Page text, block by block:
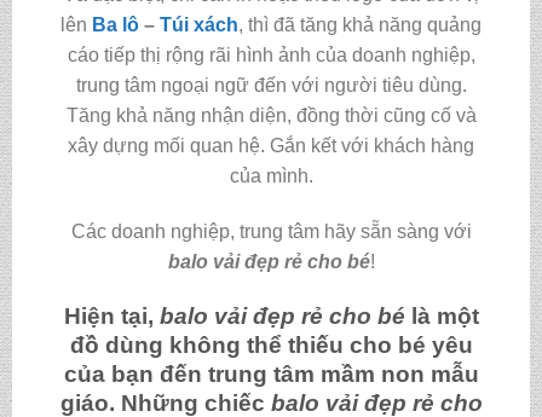
lên Ba lô – Túi xách, thì đã tăng khả năng quảng
cáo tiếp thị rộng rãi hình ảnh của doanh nghiệp,
trung tâm ngoại ngữ đến với người tiêu dùng.
Tăng khả năng nhận diện, đồng thời cũng cố và
xây dựng mối quan hệ. Gắn kết với khách hàng
của mình.
Các doanh nghiệp, trung tâm hãy sẵn sàng với
balo vải đẹp rẻ cho bé!
Hiện tại, balo vải đẹp rẻ cho bé là một
đồ dùng không thể thiếu cho bé yêu
của bạn đến trung tâm mầm non mẫu
giáo. Những chiếc balo vải đẹp rẻ cho